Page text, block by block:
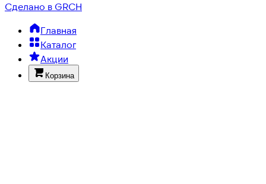
Сделано в GRCH
Главная
Каталог
Акции
Корзина